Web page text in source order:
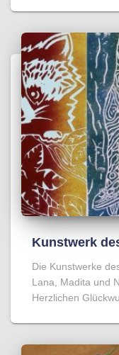
Kunstwerk
Die Kunstwerke
Lana, Madita und
Herzlichen